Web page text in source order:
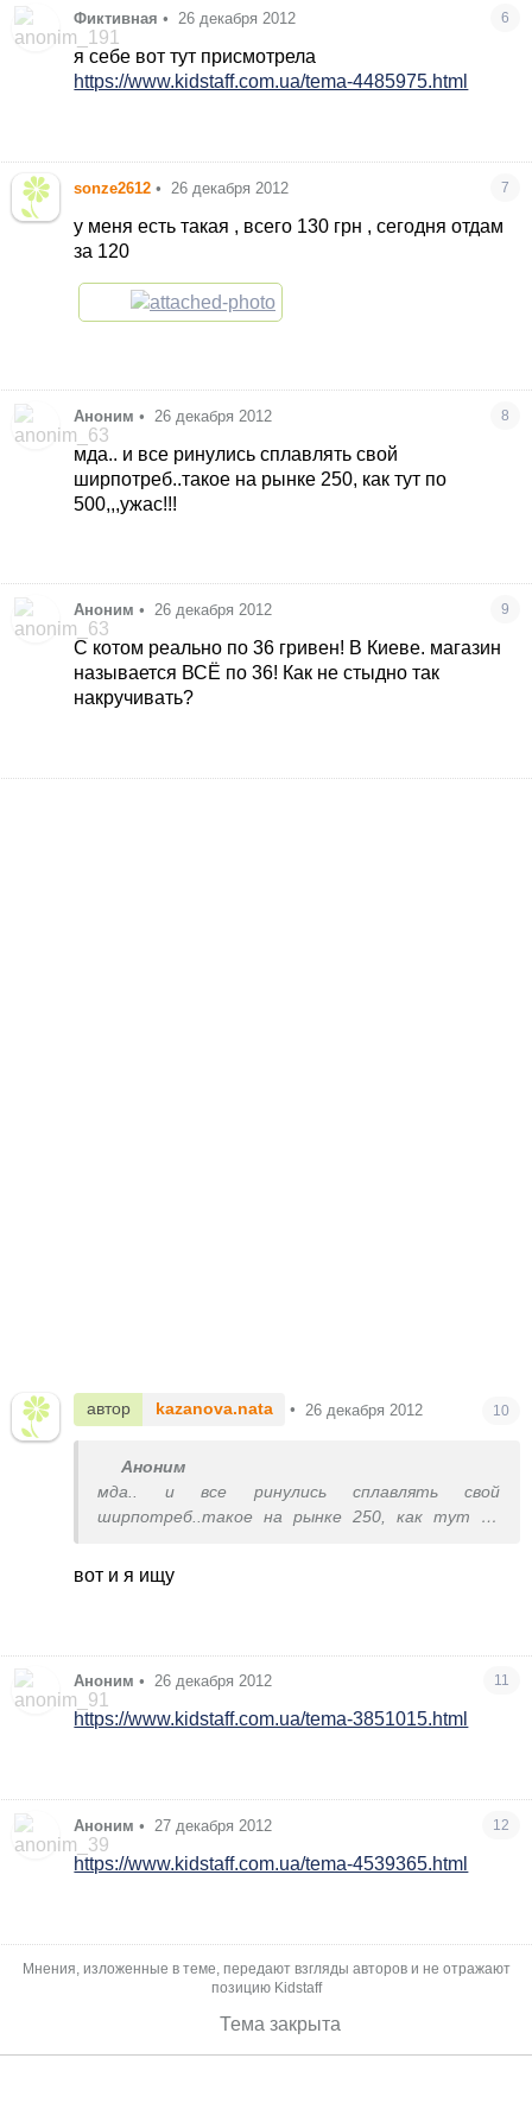
Фиктивная • 26 декабря 2012 6
я себе вот тут присмотрела
https://www.kidstaff.com.ua/tema-4485975.html
sonze2612 • 26 декабря 2012 7
у меня есть такая , всего 130 грн , сегодня отдам
за 120
Аноним • 26 декабря 2012 8
мда.. и все ринулись сплавлять свой
ширпотреб..такое на рынке 250, как тут по
500,,,ужас!!!
Аноним • 26 декабря 2012 9
С котом реально по 36 гривен! В Киеве. магазин
называется ВСЁ по 36! Как не стыдно так
накручивать?
автор kazanova.nata • 26 декабря 2012 10
Аноним
мда.. и все ринулись сплавлять свой
ширпотреб..такое на рынке 250, как тут по
вот и я ищу
Аноним • 26 декабря 2012 11
https://www.kidstaff.com.ua/tema-3851015.html
Аноним • 27 декабря 2012 12
https://www.kidstaff.com.ua/tema-4539365.html
Мнения, изложенные в теме, передают взгляды авторов и не отражают
позицию Kidstaff
Тема закрыта